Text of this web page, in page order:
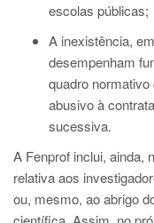
escolas públicas;
A inexistência,
desempenham
quadro
abusivo à
sucessiva.
A Fenprof inclui, ainda,
relativa aos
ou, mesmo, ao abrigo